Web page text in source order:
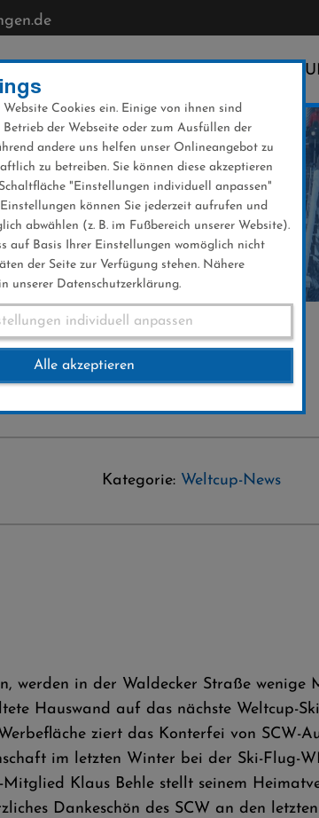
Kategorie: Weltcup-News
in der Waldecker Straße wenige
Hauswand auf das nächste Weltcup-
ziert das Konterfei von SCW-
im letzten Winter bei der Ski-Flug-
Klaus Behle stellt seinem
Dankeschön des SCW an den
Cookies ein. Einige von ihnen sind
Betrieb der Webseite oder zum Ausfüllen der
andere uns helfen unser Onlineangebot zu
zu betreiben. Sie können diese akzeptieren
"Einstellungen individuell anpassen"
können Sie jederzeit aufrufen und
abwählen (z. B. im Fußbereich unserer Website).
auf Basis Ihrer Einstellungen womöglich nicht
der Seite zur Verfügung stehen. Nähere
unserer Datenschutzerklärung.
individuell anpassen
Alle akzeptieren